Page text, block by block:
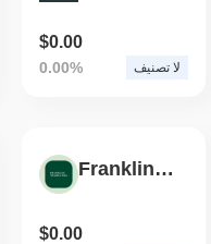
$0.00
0.00% لا تصنيف
Franklin High Yield Corporate Tokenized ETF (Ondo)
$0.00